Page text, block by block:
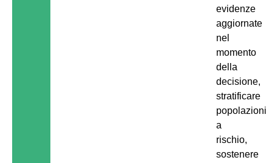
evidenze
aggiornate
nel
momento
della
decisione,
stratificare
popolazioni
a
rischio,
sostenere